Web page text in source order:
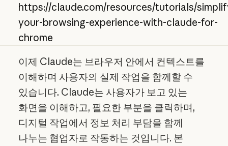
https://claude.com/resources/tutorials/
your-browsing-experience-with-claude-for-
chrome
이제 Claude는 브라우저 안에서 컨텍스트를
이해하며 사용자의 실제 작업을 함께할 수
있습니다. Claude는 사용자가 보고 있는
화면을 이해하고, 필요한 부분을 클릭하며,
디지털 작업에서 정보 처리 부담을 함께
나누는 협업자로 작동하는 것입니다. 본